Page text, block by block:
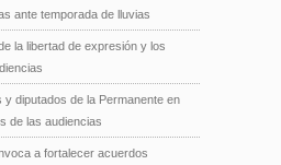
ante temporada de lluvias
la libertad de expresión y los
y diputados de la Permanente en
de las audiencias
a fortalecer acuerdos